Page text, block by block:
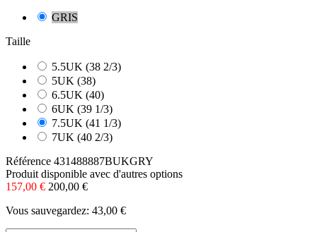
GRIS
Taille
5.5UK (38 2/3)
5UK (38)
6.5UK (40)
6UK (39 1/3)
7.5UK (41 1/3)
7UK (40 2/3)
Référence 431488887BUKGRY
Produit disponible avec d'autres options
157,00 € 200,00 €
Vous sauvegardez: 43,00 €